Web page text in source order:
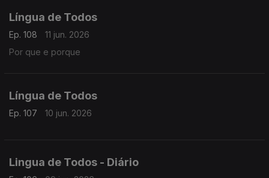
Língua de Todos
Ep. 108
11 jun. 2026
Por que e porque
Língua de Todos
Ep. 107 10 jun. 2026
Lingua de Todos - Diário